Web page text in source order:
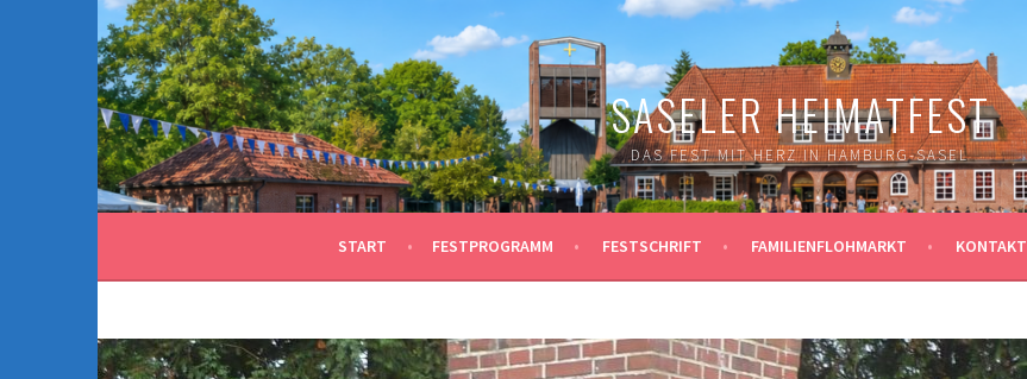
Springe
zum
Inhalt
SASELER HEIMATFEST
DAS FEST MIT HERZ IN HAMBURG-SASEL
START FESTPROGRAMM FESTSCHRIFT FAMILIENFLOHMARKT KONTAKT